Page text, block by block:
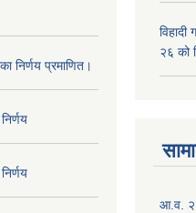
निर्णय प्रमाणित।
२६ को
आ.व.